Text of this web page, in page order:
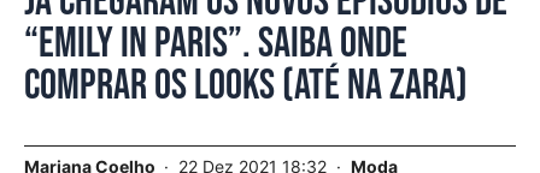
“Emily In Paris”. Saiba onde
comprar os looks (até na Zara)
Mariana Coelho 22 Dez 2021 18:32 Moda